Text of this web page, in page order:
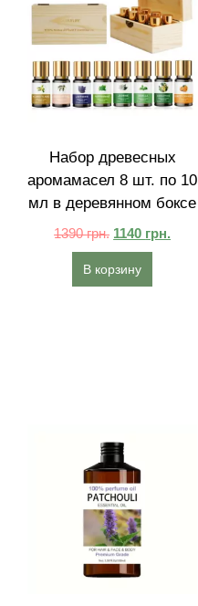
Набор древесных
аромамасел 8 шт. по 10
мл в деревянном боксе
1390грн. 1140 грн.
В корзину